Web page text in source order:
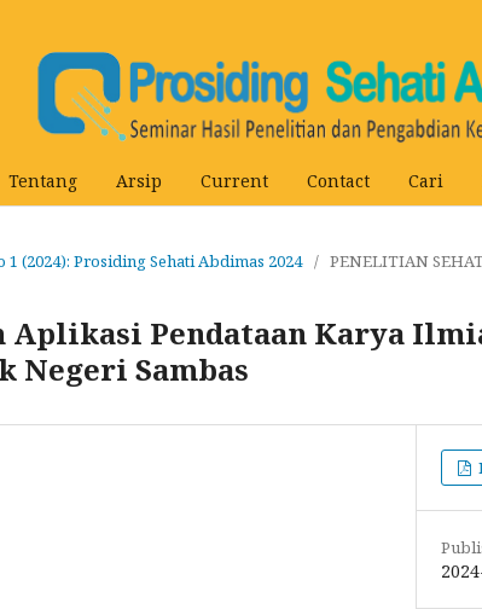
Tentang Arsip Current Contact Cari
1 (2024): Prosiding Sehati Abdimas 2024 / PENELITIAN
Aplikasi Pendataan Karya
Negeri Sambas